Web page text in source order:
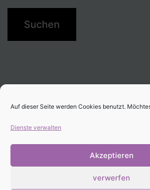
Auf dieser Seite werden Cookies benutzt.
Dienste verwalten
Akzeptieren
verwerfen